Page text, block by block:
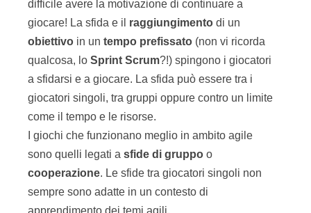
gioco, il rispetto è un fattoreimportante se non
fondamentale . Senza il rispetto delle regole, il
gioco perde di significato e di attrattiva. Barare
per vincere non è etico ne’ divertente. Ritrovarsi e
giocare significa rispettare le regole e rispettare le
persone che stanno giocando con te.
Se si vince, la gioia della vittoria deve essere
espressa rispettando i giocatori che hanno perso.
Se si perde, la contrarietà deve essere espressa
riconoscendo che chi ha vinto è stato questa volta
più bravo di noi. Se queste semplici regole di